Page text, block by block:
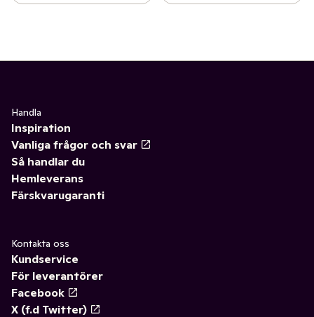
Handla
Inspiration
Vanliga frågor och svar
Så handlar du
Hemleverans
Färskvarugaranti
Kontakta oss
Kundservice
För leverantörer
Facebook
X (f.d Twitter)